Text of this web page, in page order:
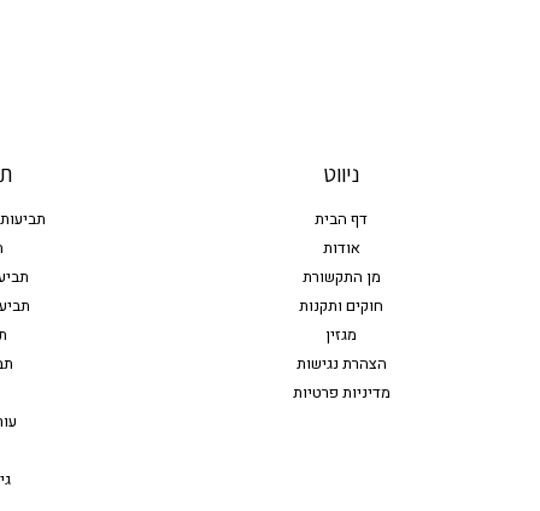
ניווט
דף הבית
אודות
מן התקשורת
חוקים ותקנות
מגזין
הצהרת נגישות
מדיניות פרטיות